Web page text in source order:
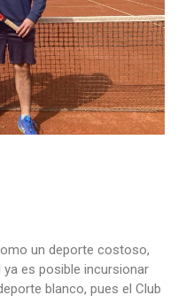
un deporte costoso,
es posible incursionar
blanco, pues el Club